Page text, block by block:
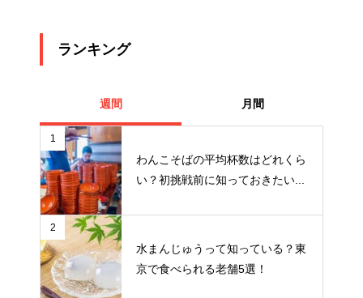
ランキング
週間 月間
1
わんこそばの平均杯数はどれくら
い？初挑戦前に知っておきたい...
2
水まんじゅうって知っている？東
京で食べられる老舗5選！